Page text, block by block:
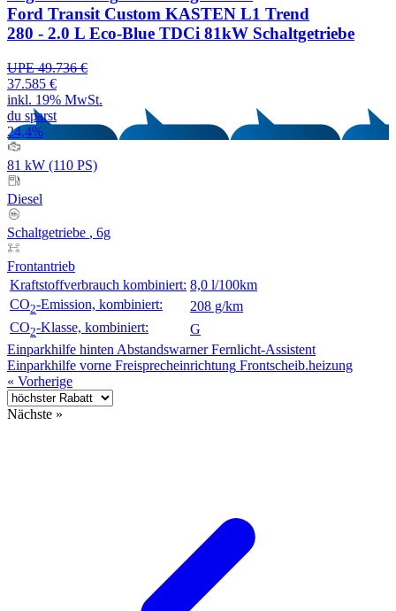
Ford Transit Custom KASTEN L1 Trend
280 - 2.0 L Eco-Blue TDCi 81kW Schaltgetriebe
UPE 49.736 €
37.585 €
inkl. 19% MwSt.
du sparst
24,4%
81 kW (110 PS)
Diesel
Schaltgetriebe , 6g
Frontantrieb
Kraftstoffverbrauch kombiniert: 8,0 l/100km
CO2-Emission, kombiniert:
208 g/km
CO2-Klasse, kombiniert:
G
Einparkhilfe hinten Abstandswarner Fernlicht-Assistent
Einparkhilfe vorne Freisprecheinrichtung Frontscheib.heizung
« Vorherige
Nächste »